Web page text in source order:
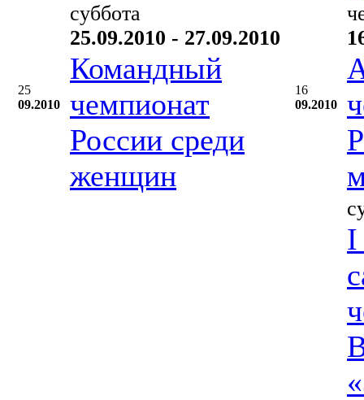
25
09.2010
суббота
25.09.2010 - 27.09.2010
Командный
чемпионат
России среди
женщин
16
09.2010
I